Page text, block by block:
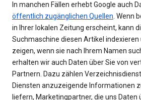
In manchen Fällen erhebt Google auch
öffentlich zugänglichen Quellen. Wenn
in Ihrer lokalen Zeitung erscheint, kann
Suchmaschine diesen Artikel
zeigen, wenn sie nach Ihrem Namen
erhalten wir auch Daten über Sie von
Partnern. Dazu zählen
Diensten anzuzeigende Informationen
liefern, Marketingpartner, die uns Daten